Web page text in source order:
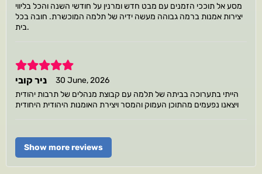
מסע אל תוככי הזמנים עם מבט חדש ומרנין על חודשי השנה והכל בליווי
יצירות אמנות ברמה גבוהה מעשה ידיה של תלמה המוכשרת. חובה בכל
בית.
5
ניר קובי
30 June, 2026
הייתי בתערוכה בביתה של תלמה עם קבוצת מנהלים של תרבות יהודית
ויצאנו נפעמים מהתוכן העמוק והמסר ויצירת האומנות היהודית היחודית
Show more reviews